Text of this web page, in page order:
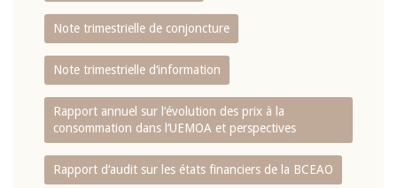
Note trimestrielle de conjoncture
Note trimestrielle d‘information
Rapport annuel sur l‘évolution des prix à la
consommation dans l‘UEMOA et perspectives
Rapport d‘audit sur les états financiers de la BCEAO